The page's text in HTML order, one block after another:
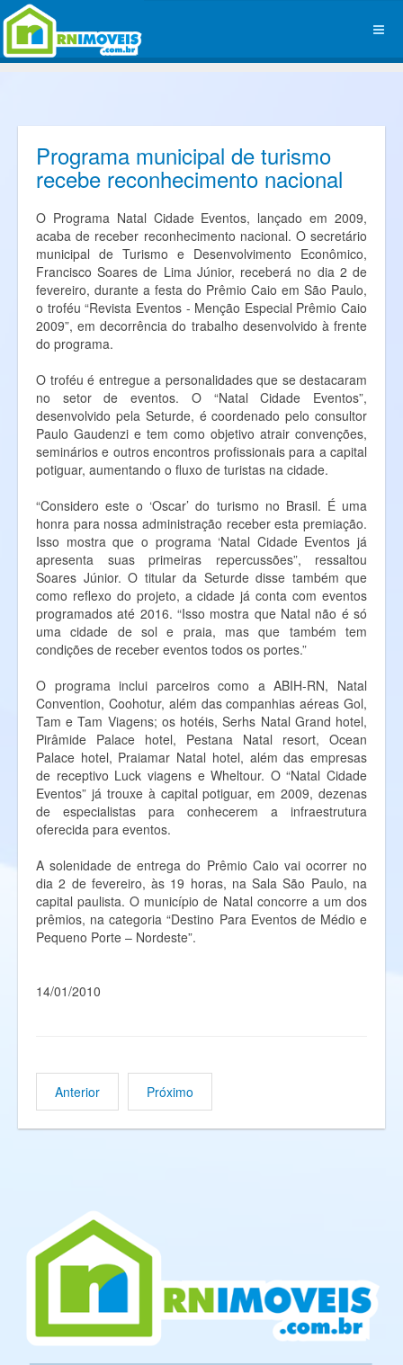
Programa municipal de turismo
recebe reconhecimento nacional
O Programa Natal Cidade Eventos, lançado em 2009,
acaba de receber reconhecimento nacional. O secretário
municipal de Turismo e Desenvolvimento Econômico,
Francisco Soares de Lima Júnior, receberá no dia 2 de
fevereiro, durante a festa do Prêmio Caio em São Paulo,
o troféu “Revista Eventos - Menção Especial Prêmio Caio
2009”, em decorrência do trabalho desenvolvido à frente
do programa.
O troféu é entregue a personalidades que se destacaram
no setor de eventos. O “Natal Cidade Eventos”,
desenvolvido pela Seturde, é coordenado pelo consultor
Paulo Gaudenzi e tem como objetivo atrair convenções,
seminários e outros encontros profissionais para a capital
potiguar, aumentando o fluxo de turistas na cidade.
“Considero este o ‘Oscar’ do turismo no Brasil. É uma
honra para nossa administração receber esta premiação.
Isso mostra que o programa ‘Natal Cidade Eventos já
apresenta suas primeiras repercussões”, ressaltou
Soares Júnior. O titular da Seturde disse também que
como reflexo do projeto, a cidade já conta com eventos
programados até 2016. “Isso mostra que Natal não é só
uma cidade de sol e praia, mas que também tem
condições de receber eventos todos os portes.”
O programa inclui parceiros como a ABIH-RN, Natal
Convention, Coohotur, além das companhias aéreas Gol,
Tam e Tam Viagens; os hotéis, Serhs Natal Grand hotel,
Pirâmide Palace hotel, Pestana Natal resort, Ocean
Palace hotel, Praiamar Natal hotel, além das empresas
de receptivo Luck viagens e Wheltour. O “Natal Cidade
Eventos” já trouxe à capital potiguar, em 2009, dezenas
de especialistas para conhecerem a infraestrutura
oferecida para eventos.
A solenidade de entrega do Prêmio Caio vai ocorrer no
dia 2 de fevereiro, às 19 horas, na Sala São Paulo, na
capital paulista. O município de Natal concorre a um dos
prêmios, na categoria “Destino Para Eventos de Médio e
Pequeno Porte – Nordeste”.
14/01/2010
Anterior Próximo